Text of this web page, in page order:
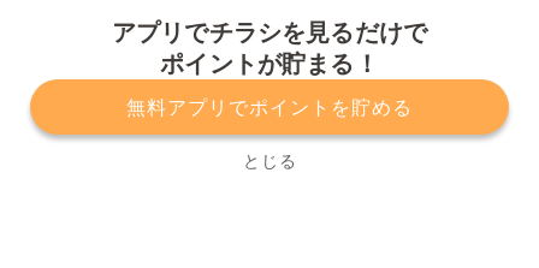
アプリでチラシを見るだけで
ポイントが貯まる！
無料アプリでポイントを貯める
とじる
プライバシーポリシー 利用規約
運営会社
サービスに関してのお問い合わせ